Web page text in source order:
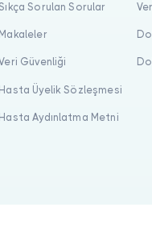
Sorulan Sorular
Makaleler
Güvenliği
Hasta Üyelik Sözleşmesi
Hasta Aydınlatma Metni